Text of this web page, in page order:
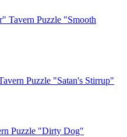
Tavern Puzzle "Smooth
Puzzle "Satan's Stirrup"
Puzzle "Dirty Dog"